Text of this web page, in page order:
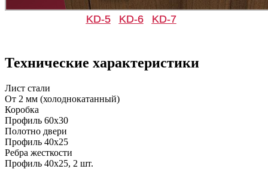
Д-36 46 30
C53
KD-5 KD-6 KD-7
Технические характеристики
Лист стали
От 2 мм (холоднокатанный)
Коробка
Профиль 60х30
Полотно двери
Профиль 40х25
Ребра жесткости
Профиль 40х25, 2 шт.